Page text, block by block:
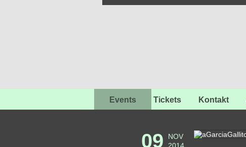
Events Tickets Kontakt
09
NOV